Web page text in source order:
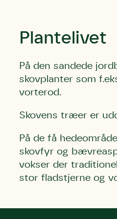
Plantelivet
På den sandede
skovplanter som
vorterod.
Skovens træer er
På de få
skovfyr og
vokser der
stor fladstjerne og